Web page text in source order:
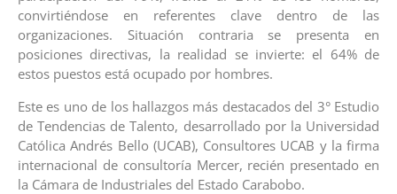
convirtiéndose en referentes clave dentro de las
organizaciones. Situación contraria se presenta en
posiciones directivas, la realidad se invierte: el 64% de
estos puestos está ocupado por hombres.
Este es uno de los hallazgos más destacados del 3° Estudio
de Tendencias de Talento, desarrollado por la Universidad
Católica Andrés Bello (UCAB), Consultores UCAB y la firma
internacional de consultoría Mercer, recién presentado en
la Cámara de Industriales del Estado Carabobo.